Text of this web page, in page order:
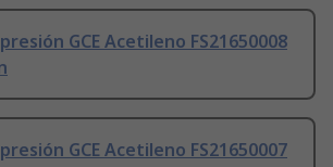
GCE Acetileno FS21650008
GCE Acetileno FS21650007